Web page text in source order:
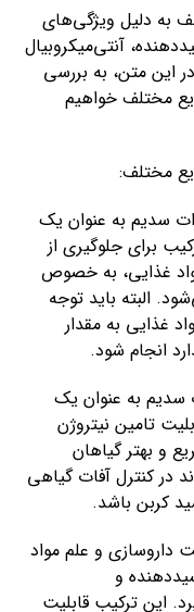
به دلیل ویژگی‌های
آنتی‌میکروبیال
این متن، به بررسی
مختلف خواهیم
مختلف:
سدیم به عنوان یک
برای جلوگیری از
غذایی، به خصوص
البته باید توجه
غذایی به مقدار
انجام شود.
سدیم به عنوان یک
تامین نیتروژن
و بهتر گیاهان
در کنترل آفات گیاهی
کربن باشد.
داروسازی و علم مواد
و
این ترکیب قابلیت